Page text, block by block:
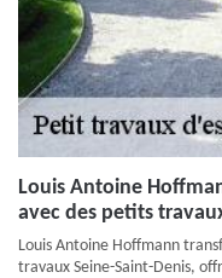
Louis Antoine
avec des petits
Louis Antoine Hoffmann
travaux Seine-Saint-Denis,